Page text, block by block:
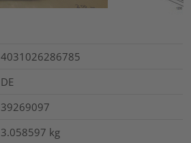
4031026286785
DE
39269097
3.058597 kg